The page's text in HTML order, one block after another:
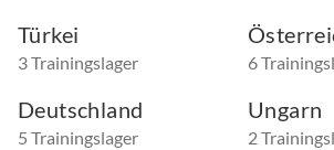
Türkei
3 Trainingslager 6
Deutschland
5 Trainingslager
Ungarn
2